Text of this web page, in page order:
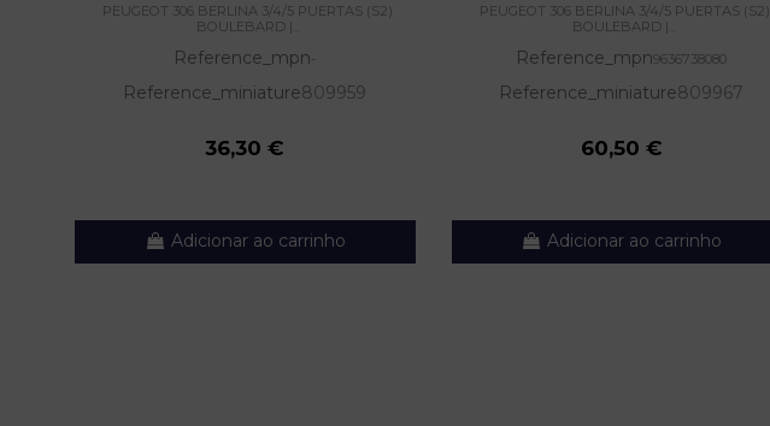
PEUGEOT 306 BERLINA 3/4/5 PUERTAS (S2)
BOULEBARD |...
Reference_mpn-
Reference_miniature809959
36,30 €
Adicionar ao carrinho
PEUGEOT 306 BERLINA 3/4/5 PUERTAS (S2)
BOULEBARD |...
Reference_mpn9636738080
Reference_miniature809967
60,50 €
Adicionar ao carrinho